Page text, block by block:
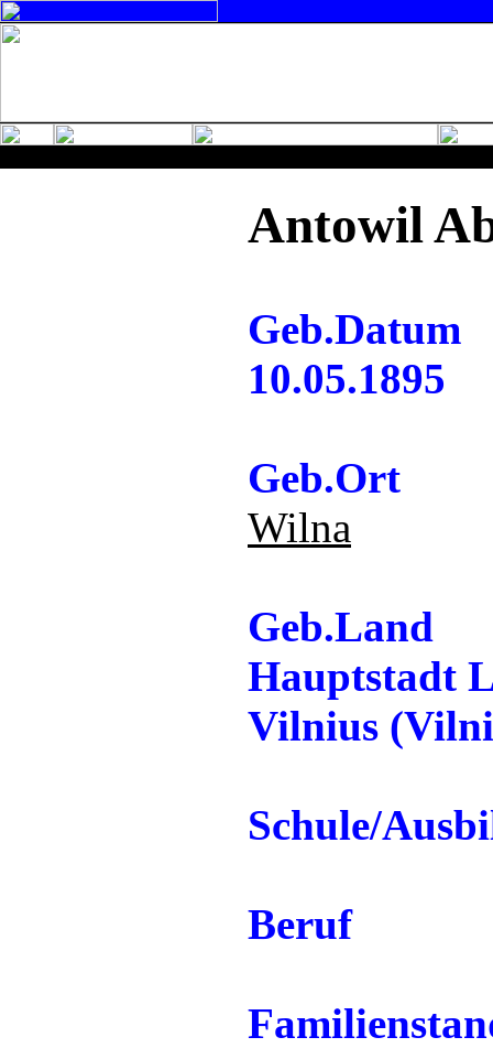
Antowil
Geb.Datum
10.05.1895
Geb.Ort
Wilna
Geb.Land
Hauptstadt
Vilnius
Schule/
Beruf